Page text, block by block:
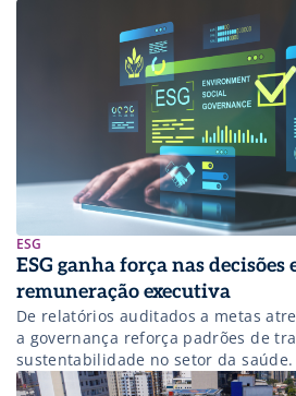
ESG
ESG ganha força nas decisões
remuneração executiva
De relatórios auditados a metas
a governança reforça padrões de
sustentabilidade no setor da saúde.